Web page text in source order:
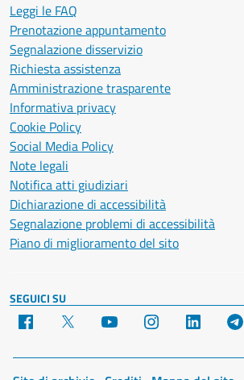
Leggi le FAQ
Prenotazione appuntamento
Segnalazione disservizio
Richiesta assistenza
Amministrazione trasparente
Informativa privacy
Cookie Policy
Social Media Policy
Note legali
Notifica atti giudiziari
Dichiarazione di accessibilità
Segnalazione problemi di accessibilità
Piano di miglioramento del sito
SEGUICI SU
Facebook YouTube Instagram LinkedIn